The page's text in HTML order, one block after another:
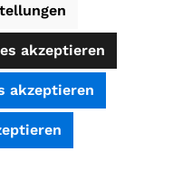
€ / 1
akzeptieren
akzeptieren
ausgezeichnet.org, shopvote.de ⓘ